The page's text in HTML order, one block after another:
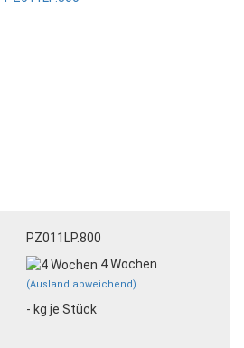
PZ011LP.800
4 Wochen
(Ausland abweichend)
- kg je Stück